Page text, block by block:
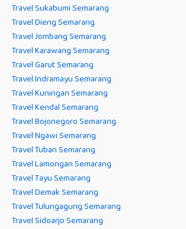
Travel Sukabumi Semarang
Travel Dieng Semarang
Travel Jombang Semarang
Travel Karawang Semarang
Travel Garut Semarang
Travel Indramayu Semarang
Travel Kuningan Semarang
Travel Kendal Semarang
Travel Bojonegoro Semarang
Travel Ngawi Semarang
Travel Tuban Semarang
Travel Lamongan Semarang
Travel Tayu Semarang
Travel Demak Semarang
Travel Tulungagung Semarang
Travel Sidoarjo Semarang